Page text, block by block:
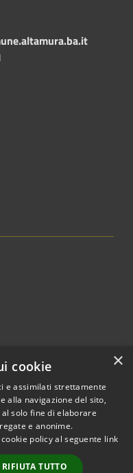
© 2026 • Comune di
Municipium• Accesso
×
cookie
e assimilati strettamente
alla navigazione del sito,
solo fine di elaborare
e anonime.
policy al seguente link
RIFIUTA TUTTO